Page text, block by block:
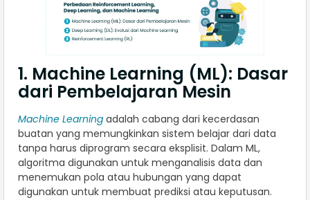
1. Machine Learning (ML): Dasar
dari Pembelajaran Mesin
Machine Learning adalah cabang dari kecerdasan
buatan yang memungkinkan sistem belajar dari data
tanpa harus diprogram secara eksplisit. Dalam ML,
algoritma digunakan untuk menganalisis data dan
menemukan pola atau hubungan yang dapat
digunakan untuk membuat prediksi atau keputusan.